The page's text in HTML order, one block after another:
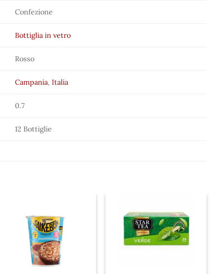
Confezione
Bottiglia in vetro
Rosso
Campania,Italia
0.7
12 Bottiglie